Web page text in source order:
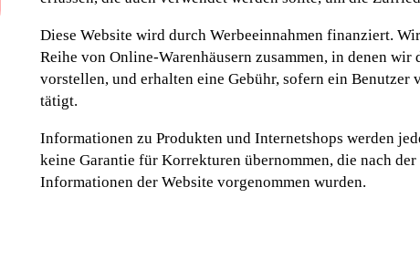
Diese Website wird durch Werbeeinnahmen finanziert.
Reihe von Online-Warenhäusern zusammen, in denen wir
vorstellen, und erhalten eine Gebühr, sofern ein Benutzer
tätigt.
Informationen zu Produkten und Internetshops werden
keine Garantie für Korrekturen übernommen, die nach
Informationen der Website vorgenommen wurden.